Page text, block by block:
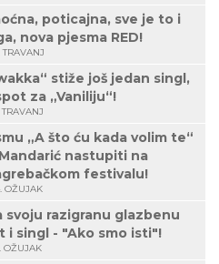
poticajna, sve je to i
nova pjesma RED!
TRAVANJ
stiže još jedan singl,
za „Vaniliju“!
TRAVANJ
„A što ću kada volim te“
nastupiti na
festivalu!
OŽUJAK
svoju razigranu glazbenu
i singl - "Ako smo isti"!
OŽUJAK